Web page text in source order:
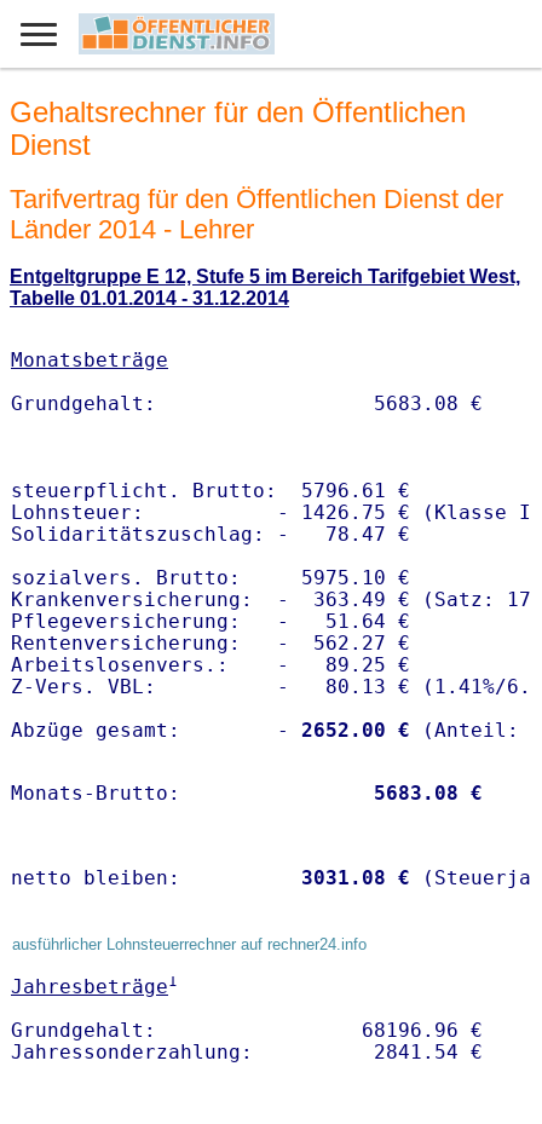
Gehaltsrechner für den Öffentlichen
Dienst
Tarifvertrag für den Öffentlichen Dienst der
Länder 2014 - Lehrer
Entgeltgruppe E 12, Stufe 5 im Bereich Tarifgebiet West,
Tabelle 01.01.2014 - 31.12.2014
Monatsbeträge
steuerpflicht. Brutto:  5796.61 €
Lohnsteuer:           - 1426.75 € (Klasse I)
Solidaritätszuschlag: -   78.47 €
sozialvers. Brutto:     5975.10 €
Krankenversicherung:  -  363.49 € (Satz:
Pflegeversicherung:   -   51.64 €
Rentenversicherung:   -  562.27 €
Arbeitslosenvers.:    -   89.25 €
Z-Vers. VBL:          -   80.13 € ( 1.41%/
Abzüge gesamt:        -
2652.00 €
Monats-Brutto: 5683.08 €
netto bleiben: 3031.08 €
ausführlicher Lohnsteuerrechner auf rechner24.info
Jahresbeträge1
Grundgehalt:                 68196.96 €